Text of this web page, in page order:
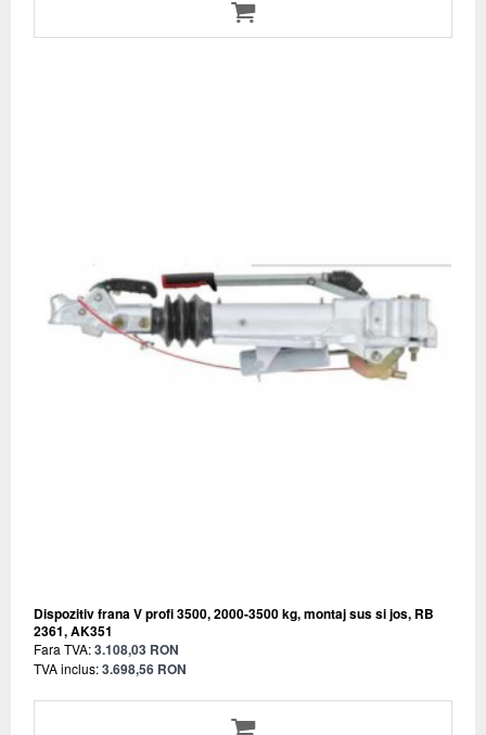
Dispozitiv frana V profi 3500, 2000-3500 kg, montaj sus si jos, RB
2361, AK351
Fara TVA:3.108,03 RON
TVA inclus:3.698,56 RON